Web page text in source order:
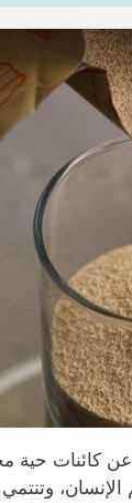
كائنات حية